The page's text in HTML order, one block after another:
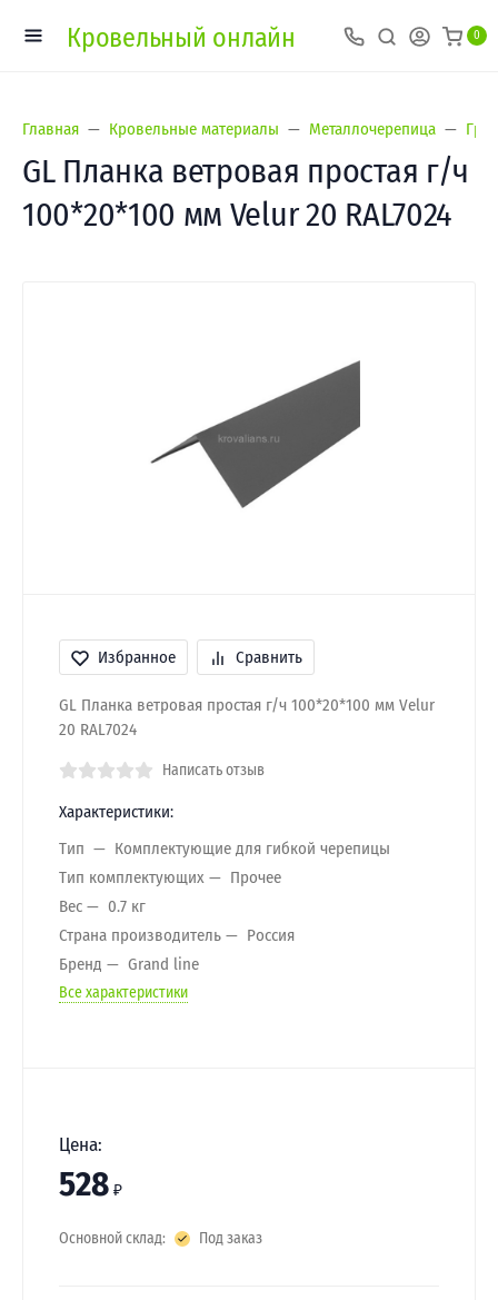
Кровельный онлайн 0
Главная Кровельные материалы Металлочерепица
GL Планка ветровая простая г/ч
100*20*100 мм Velur 20 RAL7024
Избранное Сравнить
GL Планка ветровая простая г/ч 100*20*100 мм Velur
20 RAL7024
Написать отзыв
Характеристики:
Тип
Комплектующие для гибкой черепицы
Тип комплектующих
Прочее
Вес
0.7 кг
Страна производитель
Россия
Бренд
Grand line
Все характеристики
Цена:
528 ₽
Основной склад: Под заказ